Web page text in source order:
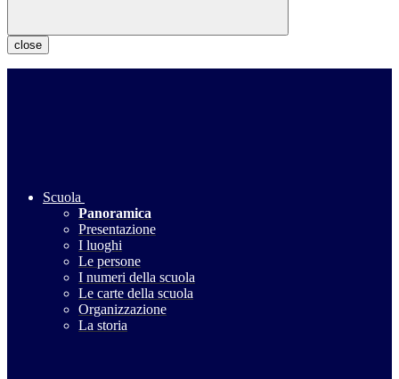
close
Scuola
Panoramica
Presentazione
I luoghi
Le persone
I numeri della scuola
Le carte della scuola
Organizzazione
La storia